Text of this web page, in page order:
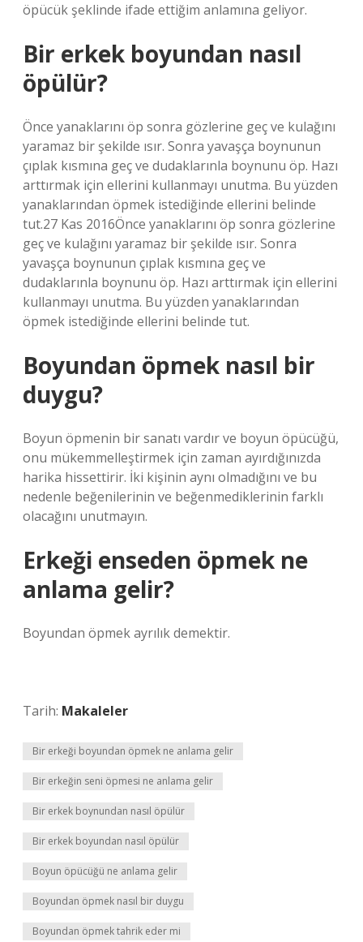
öpücük şeklinde ifade ettiğim anlamına geliyor.
Bir erkek boyundan nasıl
öpülür?
Önce yanaklarını öp sonra gözlerine geç ve kulağını
yaramaz bir şekilde ısır. Sonra yavaşça boynunun
çıplak kısmına geç ve dudaklarınla ​​boynunu öp. Hazı
arttırmak için ellerini kullanmayı unutma. Bu yüzden
yanaklarından öpmek istediğinde ellerini belinde
tut.27 Kas 2016Önce yanaklarını öp sonra gözlerine
geç ve kulağını yaramaz bir şekilde ısır. Sonra
yavaşça boynunun çıplak kısmına geç ve
dudaklarınla ​​boynunu öp. Hazı arttırmak için ellerini
kullanmayı unutma. Bu yüzden yanaklarından
öpmek istediğinde ellerini belinde tut.
Boyundan öpmek nasıl bir
duygu?
Boyun öpmenin bir sanatı vardır ve boyun öpücüğü,
onu mükemmelleştirmek için zaman ayırdığınızda
harika hissettirir. İki kişinin aynı olmadığını ve bu
nedenle beğenilerinin ve beğenmediklerinin farklı
olacağını unutmayın.
Erkeği enseden öpmek ne
anlama gelir?
Boyundan öpmek ayrılık demektir.
Tarih: Makaleler
Bir erkeği boyundan öpmek ne anlama gelir
Bir erkeğin seni öpmesi ne anlama gelir
Bir erkek boynundan nasıl öpülür
Bir erkek boyundan nasıl öpülür
Boyun öpücüğü ne anlama gelir
Boyundan öpmek nasıl bir duygu
Boyundan öpmek tahrik eder mi